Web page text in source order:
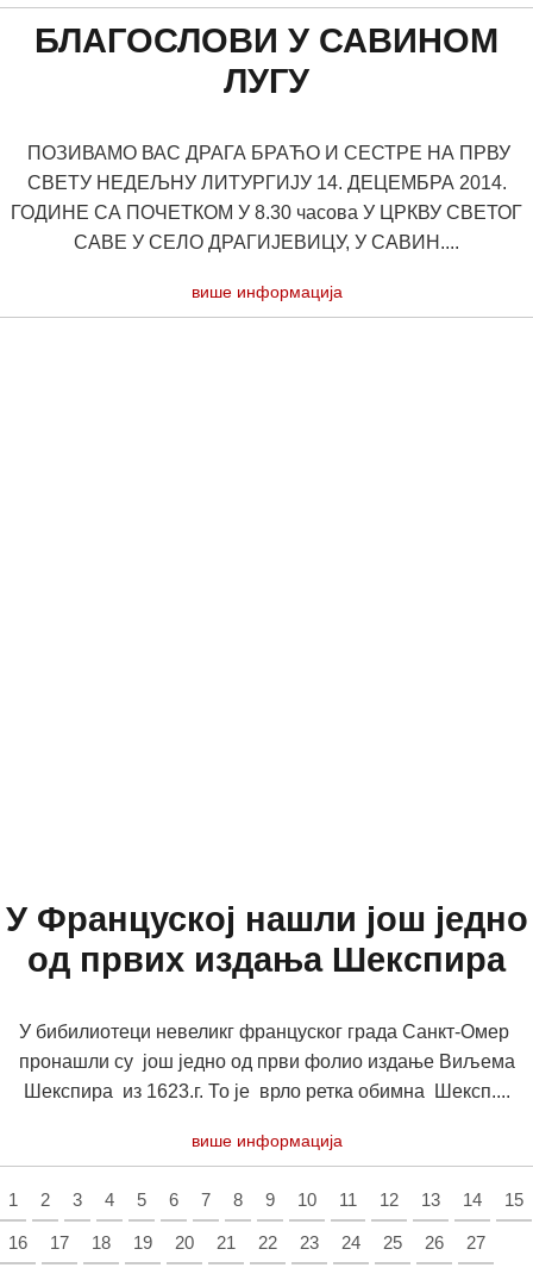
БЛАГОСЛОВИ У САВИНОМ
ЛУГУ
ПОЗИВАМО ВАС ДРАГА БРАЋО И СЕСТРЕ НА ПРВУ
СВЕТУ НЕДЕЉНУ ЛИТУРГИЈУ 14. ДЕЦЕМБРА 2014.
ГОДИНЕ СА ПОЧЕТКОМ У 8.30 часова У ЦРКВУ СВЕТОГ
САВЕ У СЕЛО ДРАГИЈЕВИЦУ, У САВИН....
више информација
У Француској нашли још једно
од првих издања Шекспира
У бибилиотеци невеликг француског града Санкт-Омер
пронашли су још једно од први фолио издање Виљема
Шекспира из 1623.г. То је врло ретка обимна Шексп....
више информација
1 2 3 4 5 6 7 8 9 10 11 12 13 14 15
16 17 18 19 20 21 22 23 24 25 26 27